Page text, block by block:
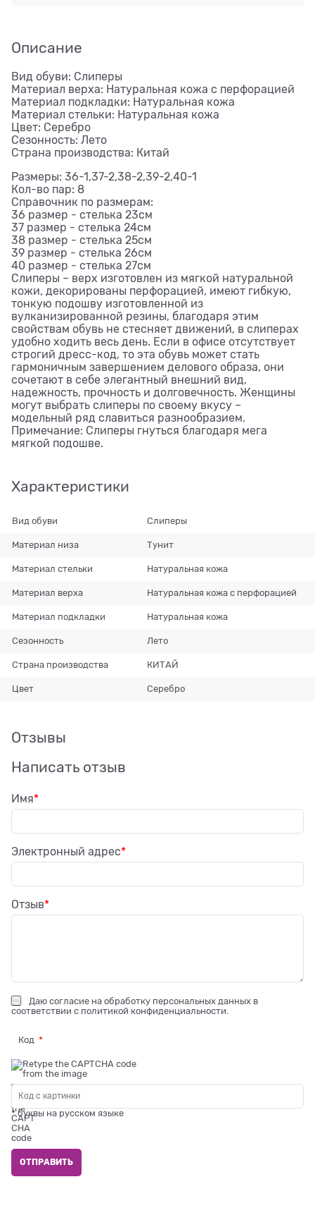
Описание
Вид обуви: Слиперы
Материал верха: Натуральная кожа с перфорацией
Материал подкладки: Натуральная кожа
Материал стельки: Натуральная кожа
Цвет: Серебро
Сезонность: Лето
Страна производства: Китай
Размеры: 36-1,37-2,38-2,39-2,40-1
Кол-во пар: 8
Справочник по размерам:
36 размер - стелька 23см
37 размер - стелька 24см
38 размер - стелька 25см
39 размер - стелька 26см
40 размер - стелька 27см
Слиперы – верх изготовлен из мягкой натуральной
кожи, декорированы перфорацией, имеют гибкую,
тонкую подошву изготовленной из
вулканизированной резины, благодаря этим
свойствам обувь не стесняет движений, в слиперах
удобно ходить весь день. Если в офисе отсутствует
строгий дресс-код, то эта обувь может стать
гармоничным завершением делового образа, они
сочетают в себе элегантный внешний вид,
надежность, прочность и долговечность. Женщины
могут выбрать слиперы по своему вкусу –
модельный ряд славиться разнообразием.
Примечание: Слиперы гнуться благодаря мега
мягкой подошве.
Характеристики
Вид обуви Слиперы
Материал низа Тунит
Материал стельки Натуральная кожа
Материал верха Натуральная кожа с перфорацией
Материал подкладки Натуральная кожа
Сезонность Лето
Страна производства КИТАЙ
Цвет Серебро
Отзывы
Написать отзыв
Имя
Электронный адрес
Отзыв
Даю согласие на обработку персональных данных в
соответствии с политикой конфиденциальности
Код
* буквы на русском языке